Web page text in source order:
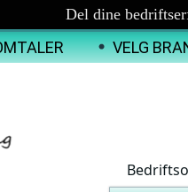
Del dine
VELG